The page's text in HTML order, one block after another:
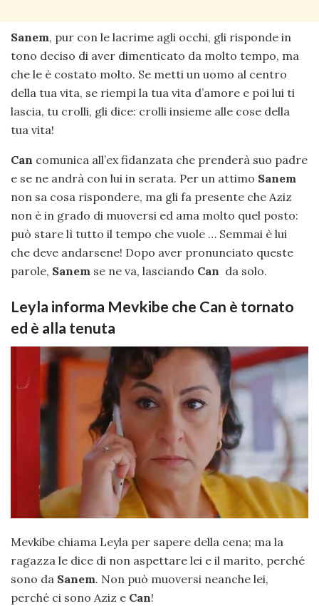
Sanem, pur con le lacrime agli occhi, gli risponde in
tono deciso di aver dimenticato da molto tempo, ma
che le è costato molto. Se metti un uomo al centro
della tua vita, se riempi la tua vita d’amore e poi lui ti
lascia, tu crolli, gli dice: crolli insieme alle cose della
tua vita!
Can comunica all’ex fidanzata che prenderà suo padre
e se ne andrà con lui in serata. Per un attimo Sanem
non sa cosa rispondere, ma gli fa presente che Aziz
non è in grado di muoversi ed ama molto quel posto:
può stare lì tutto il tempo che vuole … Semmai è lui
che deve andarsene! Dopo aver pronunciato queste
parole, Sanem se ne va, lasciando Can da solo.
Leyla informa Mevkibe che Can è tornato
ed è alla tenuta
Mevkibe chiama Leyla per sapere della cena; ma la
ragazza le dice di non aspettare lei e il marito, perché
sono da Sanem. Non può muoversi neanche lei,
perché ci sono Aziz e Can!